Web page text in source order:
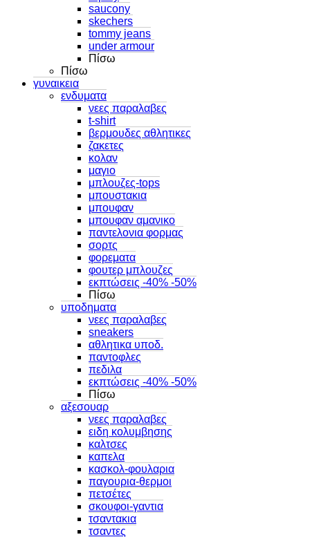
saucony
skechers
tommy jeans
under armour
Πίσω
Πίσω
γυναικεια
ενδυματα
νεες παραλαβες
t-shirt
βερμουδες αθλητικες
ζακετες
κολαν
μαγιο
μπλουζες-tops
μπουστακια
μπουφαν
μπουφαν αμανικο
παντελονια φορμας
σορτς
φορεματα
φουτερ μπλουζες
εκπτώσεις -40% -50%
Πίσω
υποδηματα
νεες παραλαβες
sneakers
αθλητικα υποδ.
παντοφλες
πεδιλα
εκπτώσεις -40% -50%
Πίσω
αξεσουαρ
νεες παραλαβες
ειδη κολυμβησης
καλτσες
καπελα
κασκολ-φουλαρια
παγουρια-θερμοι
πετσέτες
σκουφοι-γαντια
τσαντακια
τσαντες